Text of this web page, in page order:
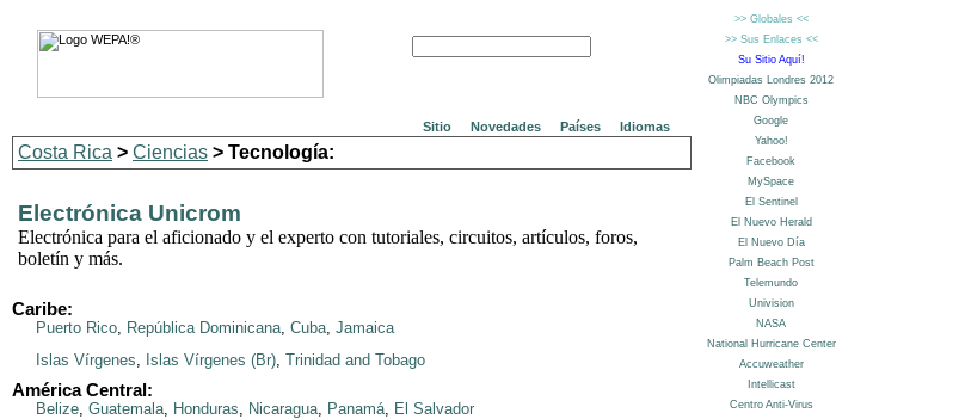
Sitio Novedades Países Idiomas
Costa Rica > Ciencias > Tecnología:
Electrónica Unicrom
Electrónica para el aficionado y el experto con tutoriales, circuitos, artículos, foros,
boletín y más.
Caribe:
Puerto Rico, República Dominicana, Cuba, Jamaica
Islas Vírgenes, Islas Vírgenes (Br), Trinidad and Tobago
América Central:
Belize, Guatemala, Honduras, Nicaragua, Panamá, El Salvador